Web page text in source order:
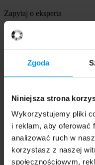
Zgoda
Niniejsza strona
Wykorzystujemy pliki
i reklam, aby oferować
analizować ruch w
korzystasz z naszej
społecznościowym,
Zapytaj o eksperta
mgr Sławomir Prusakowski
Szukasz
Wybierz temat
Ekspert
Wybierz formę kontaktu
udzielenie wywiadu
komentarz do artykułu
udział w audycji
udział w nagraniu
udział w audycji